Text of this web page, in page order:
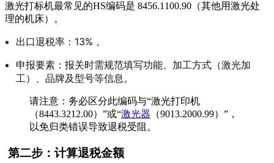
激光打标机最常见的HS编码是 8456.1100.90（其他用激光处
理的机床）
。
出口退税率：13% 。
申报要素：报关时需规范填写功能、加工方式（激光加
工）、品牌及型号等信息。
请注意：务必区分此编码与“激光打印机
（8443.3212.00）”或“激光器 （9013.2000.99）”，
以免归类错误导致退税受阻 。
第二步：计算退税金额